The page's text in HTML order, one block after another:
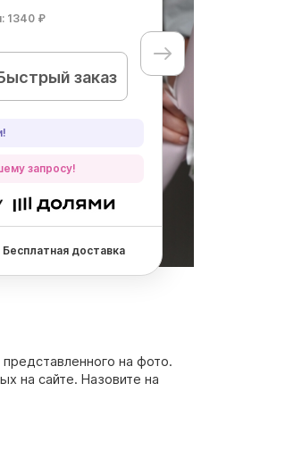
1340 ₽
заказ
запросу!
Бесплатная доставка
на фото.
на сайте. Назовите на